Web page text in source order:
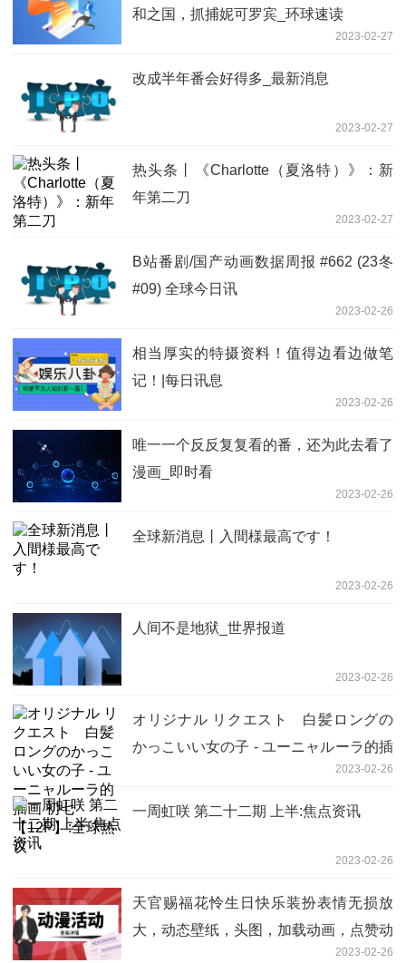
和之国，抓捕妮可罗宾_环球速读
2023-02-27
改成半年番会好得多_最新消息
2023-02-27
热头条丨《Charlotte（夏洛特）》：新
年第二刀
2023-02-27
B站番剧/国产动画数据周报 #662 (23冬
#09) 全球今日讯
2023-02-26
相当厚实的特摄资料！值得边看边做笔
记！|每日讯息
2023-02-26
唯一一个反反复复看的番，还为此去看了
漫画_即时看
2023-02-26
全球新消息丨入間様最高です！
2023-02-26
人间不是地狱_世界报道
2023-02-26
オリジナル リクエスト 白髪ロングの
かっこいい女の子 - ユーニャルーラ的插
2023-02-26
一周虹咲 第二十二期 上半:焦点资讯
2023-02-26
天官赐福花怜生日快乐装扮表情无损放
大，动态壁纸，头图，加载动画，点赞动
2023-02-26